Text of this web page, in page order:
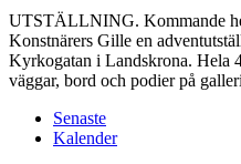
UTSTÄLLNING. Kommande
Konstnärers Gille en
Kyrkogatan i Landskrona. Hela
väggar, bord och podier på
Senaste
Kalender